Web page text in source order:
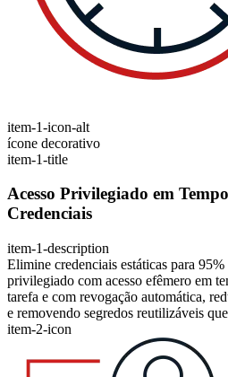
item-1-icon-alt
ícone decorativo
item-1-title
Acesso Privilegiado em
Credenciais
item-1-description
Elimine credenciais estáticas para
privilegiado com acesso efêmero em
tarefa e com revogação automática,
e removendo segredos reutilizáveis
item-2-icon